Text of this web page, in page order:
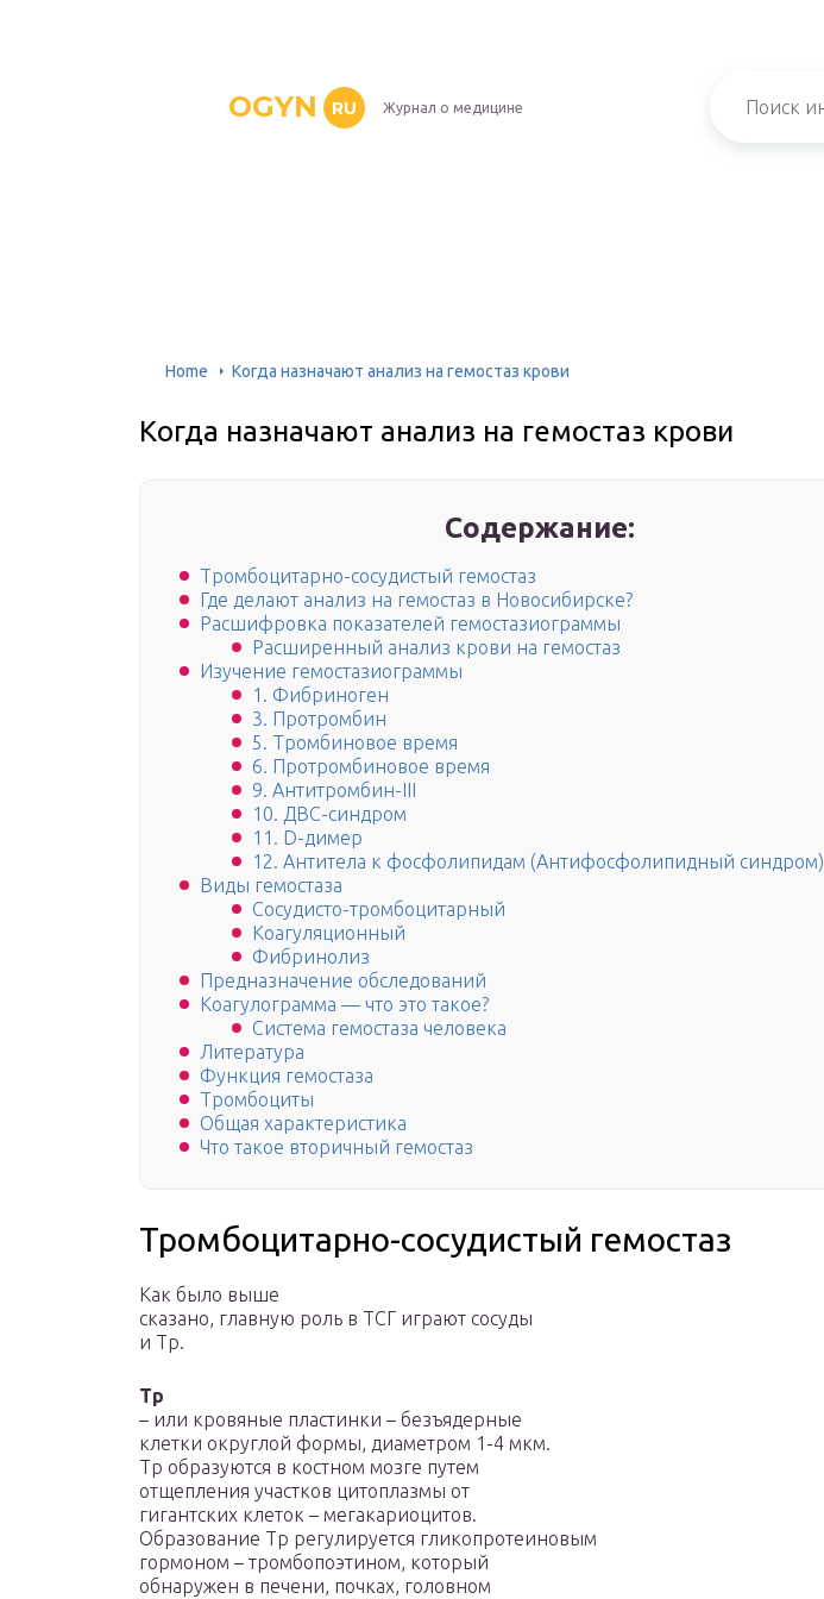
OGYN RU Журнал о медицине
Home Когда назначают анализ на гемостаз крови
Когда назначают анализ на гемостаз крови
Содержание:
Тромбоцитарно-сосудистый гемостаз
Где делают анализ на гемостаз в Новосибирске?
Расшифровка показателей гемостазиограммы
Расширенный анализ крови на гемостаз
Изучение гемостазиограммы
1. Фибриноген
3. Протромбин
5. Тромбиновое время
6. Протромбиновое время
9. Антитромбин-III
10. ДВС-синдром
11. D-димер
12. Антитела к фосфолипидам (Антифосфолипидный синдром)
Виды гемостаза
Сосудисто-тромбоцитарный
Коагуляционный
Фибринолиз
Предназначение обследований
Коагулограмма — что это такое?
Система гемостаза человека
Литература
Функция гемостаза
Тромбоциты
Общая характеристика
Что такое вторичный гемостаз
Тромбоцитарно-сосудистый гемостаз
Как было выше
сказано, главную роль в ТСГ играют сосуды
и Тр.
Тр
– или кровяные пластинки – безъядерные
клетки округлой формы, диаметром 1-4 мкм.
Тр образуются в костном мозге путем
отщепления участков цитоплазмы от
гигантских клеток – мегакариоцитов.
Образование Тр регулируется гликопротеиновым
гормоном – тромбопоэтином, который
обнаружен в печени, почках, головном